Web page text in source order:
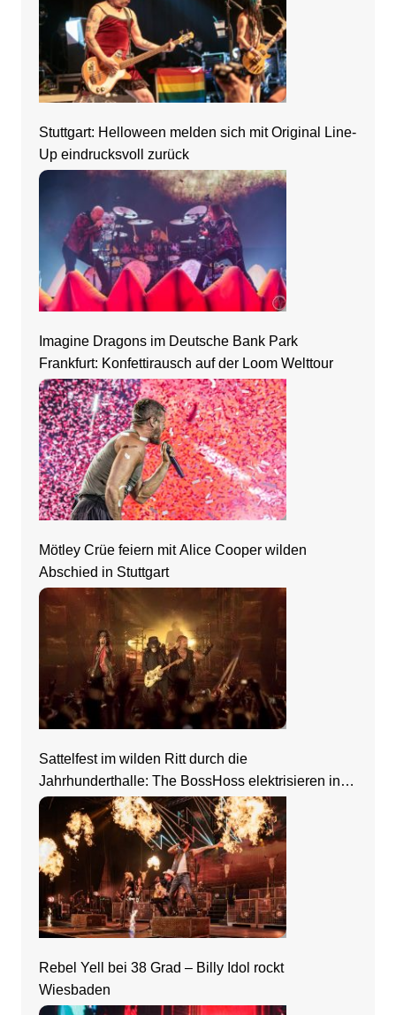
Stuttgart: Helloween melden sich mit Original Line-
Up eindrucksvoll zurück
Imagine Dragons im Deutsche Bank Park
Frankfurt: Konfettirausch auf der Loom Welttour
Mötley Crüe feiern mit Alice Cooper wilden
Abschied in Stuttgart
Sattelfest im wilden Ritt durch die
Jahrhunderthalle: The BossHoss elektrisieren in
Frankfurt
Rebel Yell bei 38 Grad – Billy Idol rockt
Wiesbaden